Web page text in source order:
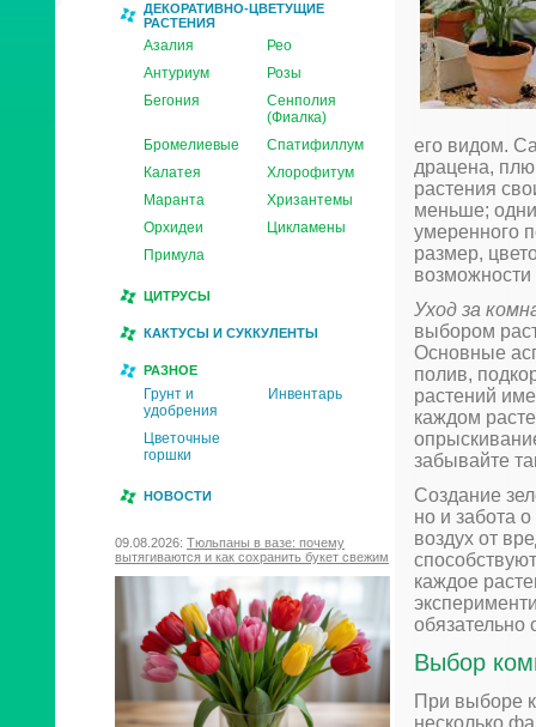
ДЕКОРАТИВНО-ЦВЕТУЩИЕ
РАСТЕНИЯ
Азалия
Рео
Антуриум
Розы
Бегония
Сенполия
(Фиалка)
Бромелиевые
Спатифиллум
Калатея
Хлорофитум
Маранта
Хризантемы
Орхидеи
Цикламены
Примула
ЦИТРУСЫ
КАКТУСЫ И СУККУЛЕНТЫ
РАЗНОЕ
Грунт и
удобрения
Инвентарь
Цветочные
горшки
НОВОСТИ
09.08.2026: Тюльпаны в вазе: почему
вытягиваются и как сохранить букет свежим
его видом.
драцена,
растения
меньше;
умеренного
размер,
возможности
Уход за
выбором
Основные
полив,
растений
каждом
забывайте
Создание
но и забота
воздух от
каждое
обязательно
Выбор
При выборе
несколько